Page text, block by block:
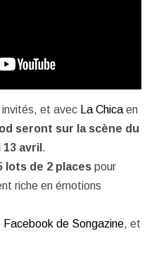
et avec La Chica en
seront sur la scène du
avril .
lots de 2 places pour
riche en émotions
Facebook de Songazine, et